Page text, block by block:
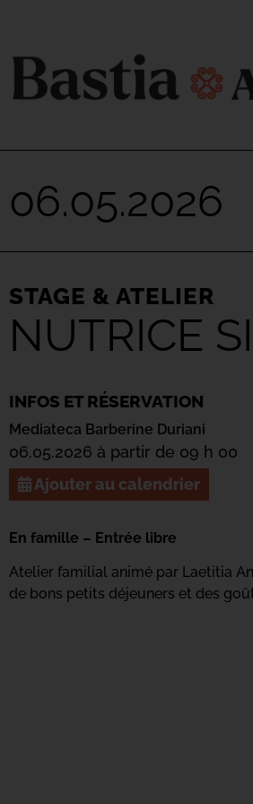
06.05.2026
STAGE & ATELIER
NUTRICE
INFOS ET RÉSERVATION
Mediateca Barberine Duriani
06.05.2026 à partir de 09 h 00
Ajouter au calendrier
En famille – Entrée libre
Atelier familial animé par Laetitia
de bons petits déjeuners et des